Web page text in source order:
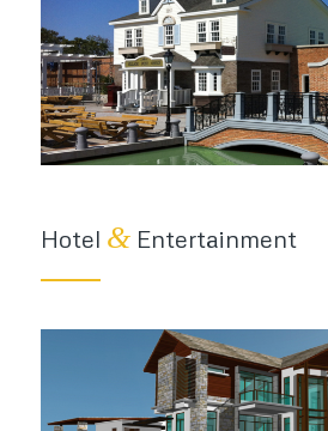
Hotel &Entertainment